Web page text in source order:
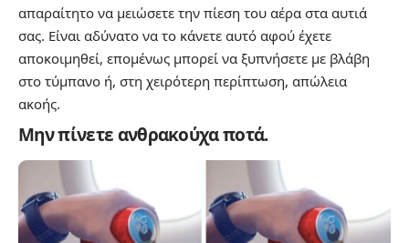
απαραίτητο να μειώσετε την πίεση του αέρα στα αυτιά
σας. Είναι αδύνατο να το κάνετε αυτό αφού έχετε
αποκοιμηθεί, επομένως μπορεί να ξυπνήσετε με βλάβη
στο τύμπανο ή, στη χειρότερη περίπτωση, απώλεια
ακοής.
Μην πίνετε ανθρακούχα ποτά.